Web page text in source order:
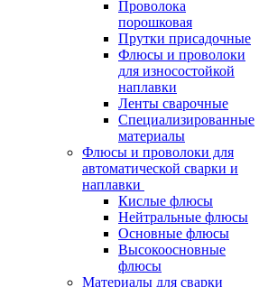
Проволока
порошковая
Прутки присадочные
Флюсы и проволоки
для износостойкой
наплавки
Ленты сварочные
Специализированные
материалы
Флюсы и проволоки для
автоматической сварки и
наплавки
Кислые флюсы
Нейтральные флюсы
Основные флюсы
Высокоосновные
флюсы
Материалы для сварки